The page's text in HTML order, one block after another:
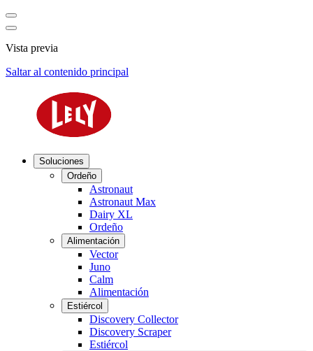
Vista previa
Saltar al contenido principal
Soluciones
Ordeño
Astronaut
Astronaut Max
Dairy XL
Ordeño
Alimentación
Vector
Juno
Calm
Alimentación
Estiércol
Discovery Collector
Discovery Scraper
Estiércol